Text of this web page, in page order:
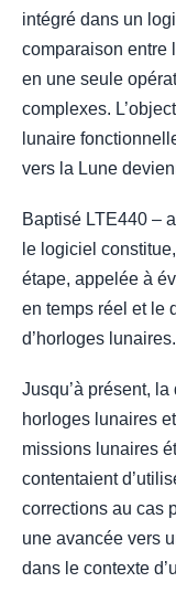
intégré dans un
comparaison entre
en une seule
complexes.
lunaire
vers la Lune
Baptisé LTE440 –
le logiciel
étape, appelée à
en temps réel et le
d’horloges lunaires.
Jusqu’à présent,
horloges lunaires
missions lunaires
contentaient
corrections au cas
une avancée vers
dans le contexte